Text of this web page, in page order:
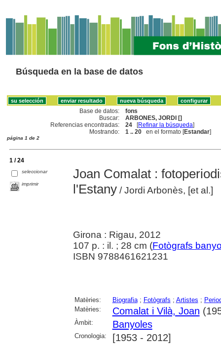
Búsqueda en la base de datos
Base de datos:
fons
Buscar:
ARBONES, JORDI []
Referencias encontradas:
24 [Refinar la búsqueda]
Mostrando:
1 .. 20 en el formato [Estandar]
página 1 de 2
1 / 24
seleccionar
imprimir
Joan Comalat :
l'Estany/ Jordi Arbonès, [et al.]
Girona : Rigau, 2012
107 p. : il. ; 28 cm (Fotògrafs
ISBN 9788461621231
Matèries: Biografia; Fotògrafs ; Artistes ;
Matèries:
Comalat i Vilà, Joan
Àmbit: Banyoles
Cronologia: [1953 - 2012]